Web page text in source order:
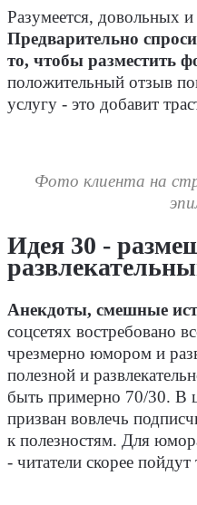
Разумеется, довольных и
Предварительно
то, чтобы разместить
положительный отзыв
услугу - это добавит
Фото клиента на
Идея 30 -
Анекдоты, смешные
соцсетях востребовано
чрезмерно юмором и
полезной и
быть примерно 70/30. В
призван вовлечь
к полезностям. Для
- читатели скорее пойдут